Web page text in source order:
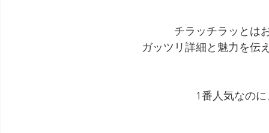
チラッチラッとは
ガッツリ詳細と魅力を伝
1番人気なの